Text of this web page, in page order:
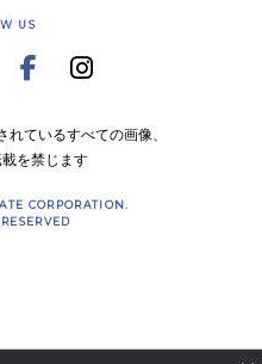
US
ているすべての画像、
を禁じます
CORPORATION.